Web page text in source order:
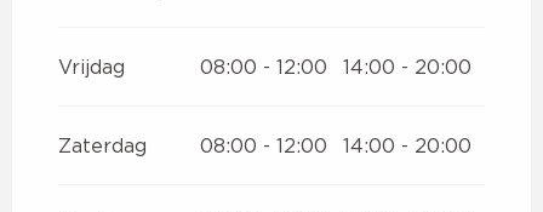
Vrijdag 08:00 - 12:00 14:00 - 20:00
Zaterdag 08:00 - 12:00 14:00 - 20:00